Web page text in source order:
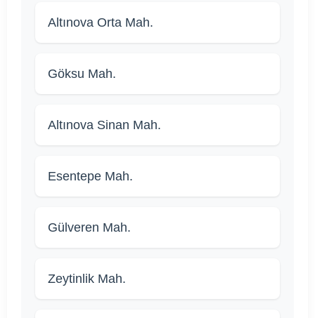
Altınova Orta Mah.
Göksu Mah.
Altınova Sinan Mah.
Esentepe Mah.
Gülveren Mah.
Zeytinlik Mah.